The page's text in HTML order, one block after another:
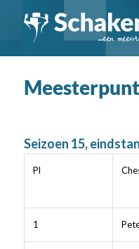
Seizoen 15,
Pl
1